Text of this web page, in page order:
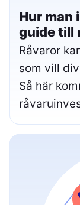
Hur man
guide till
Råvaror
som vill
Så här